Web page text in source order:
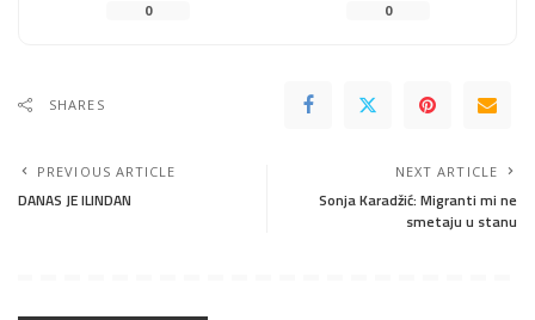
0 0
SHARES
PREVIOUS ARTICLE
DANAS JE ILINDAN
NEXT ARTICLE
Sonja Karadžić: Migranti mi ne
smetaju u stanu